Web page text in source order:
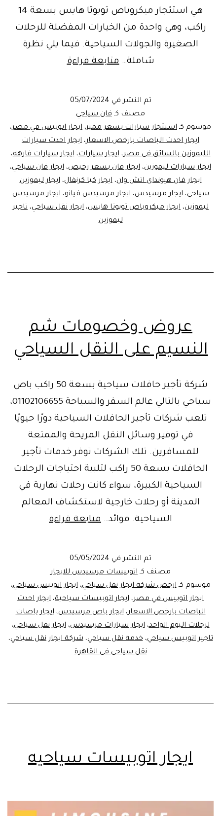
هي استئجار ميكروباص تويوتا هايس بسعة 14
راكب، وهي واحدة من الخيارات المفضلة للرحلات
الصغيرة والجولات السياحية. فيما يلي نظرة
شاملة…متابعة قراءةخدمة
تم النشر في 05/07/2024
مصنف كـ فان سياحي
موسوم كـ استئجار سيارات بسعر مميز، ايجار اتوبيس في مصر،
ايجار احدث الباصات بارخص الاسعار، ايجار احدث سيارات
الليموزين بالسائق فى مصر،ايجار سيارات،ايجار سيارات فارهه،
ايجار سيارات ليموزين، ايجار فان بسعر رخيص، ايجار فان سياحي،
ايجار فان هيونداى اتش وان،ايجار كيا كرنفال،ايجار ليموزين
سياحي،ايجار مرسيدس،ايجار مرسيدس فيانو،ايجار مرسيدس
ليموزين، ايجار ميكروباص تويوتا هايس، ايجار نقل سياحي، تاجير
ليموزين
عروض وخصومات شم
النسيم على النقل السياحي
شركة تأجير حافلات سياحية بسعة 50 راكب باص
سياحي بالتالي عالم السفر والسياحة 01102106655،
تلعب شركات تأجير الحافلات السياحية دورًا حيويًا
في توفير وسائل النقل المريحة والممتعة
للمسافرين. تلك الشركات توفر خدمات تأجير
الحافلات بسعة 50 راكب لتلبية احتياجات الرحلات
السياحية الكبيرة، سواء كانت رحلات نهارية في
المدينة أو رحلات خارجية لاستكشاف المعالم
السياحية. فوائد… متابعة قراءةعروض
على
النقل
السياحي
تم النشر في 05/05/2024
مصنف كـ اتوبيسات مرسيدس للايجار
موسوم كـارخص شركة ايجار نقل سياحي،ايجار اتوبيس سياحي،
ايجار اتوبيس في مصر، ايجار اتوبيسات سياحية، ايجار احدث
الباصات بارخص الاسعار،ايجار باص مرسيدس،ايجار باصات
لرحلات اليوم الواحد،ايجار سيارات مرسيدس،ايجار نقل سياحي،
تاجير اتوبيس سياحي،خدمة نقل سياحي،شركة ايجار نقل سياحي،
نقل سياحي فى القاهرة
ايجار اتوبيسات سياحيه